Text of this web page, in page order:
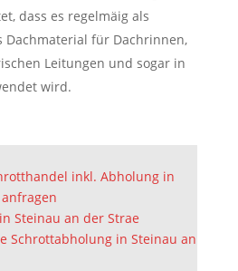
dass es regelmäig als
Dachmaterial für Dachrinnen,
Leitungen und sogar in
wird.
inkl. Abholung in
Steinau an der Strae
Schrottabholung in Steinau an